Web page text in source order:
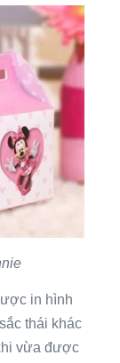
in hình
thái khác
vừa được